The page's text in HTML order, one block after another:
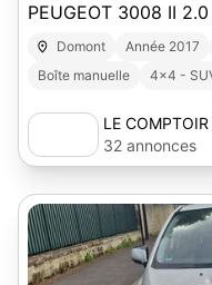
PEUGEOT 3008 II
Domont Année 2017
Boîte manuelle
4x4 -
LE
32 annonces